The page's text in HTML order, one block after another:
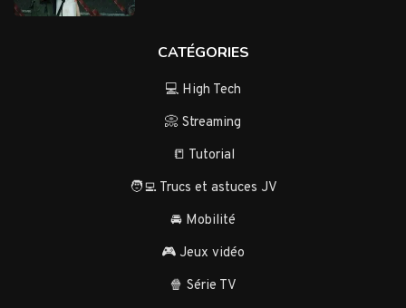
CATÉGORIES
💻 High Tech
📀 Streaming
📒 Tutorial
🧑‍💻 Trucs et astuces JV
🚘 Mobilité
🎮 Jeux vidéo
🍿 Série TV